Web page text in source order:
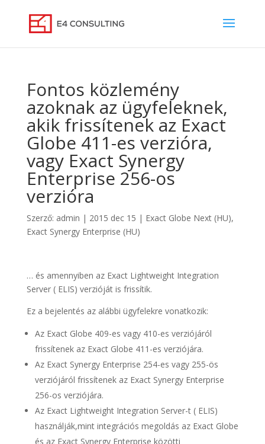
Fontos közlemény
azoknak az ügyfeleknek,
akik frissítenek az Exact
Globe 411-es verzióra,
vagy Exact Synergy
Enterprise 256-os
verzióra
Szerző: admin | 2015 dec 15 | Exact Globe Next (HU),
Exact Synergy Enterprise (HU)
… és amennyiben az Exact Lightweight Integration
Server ( ELIS) verzióját is frissítik.
Ez a bejelentés az alábbi ügyfelekre vonatkozik:
Az Exact Globe 409-es vagy 410-es verziójáról
frissítenek az Exact Globe 411-es verziójára.
Az Exact Synergy Enterprise 254-es vagy 255-ös
verziójáról frissítenek az Exact Synergy Enterprise
256-os verziójára.
Az Exact Lightweight Integration Server-t ( ELIS)
használják,mint integrációs megoldás az Exact Globe
és az Exact Synergy Enterprise közötti